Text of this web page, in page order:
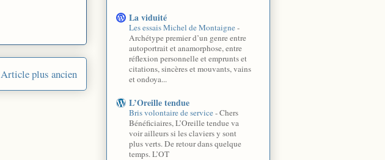
Article plus ancien
La viduité
Les essais Michel de Montaigne-
Archétype premier d’un genre entre
autoportrait et anamorphose, entre
réflexion personnelle et emprunts et
citations, sincères et mouvants, vains
et ondoya...
L’Oreille tendue
Bris volontaire de service-Chers
Bénéficiaires, L’Oreille tendue va
voir ailleurs si les claviers y sont
plus verts. De retour dans quelque
temps. L’OT